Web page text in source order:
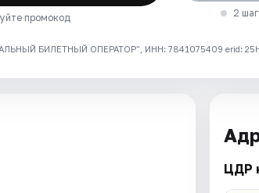
промокод
2
БИЛЕТНЫЙ ОПЕРАТОР", ИНН: 7841075409 erid:
ЦДР